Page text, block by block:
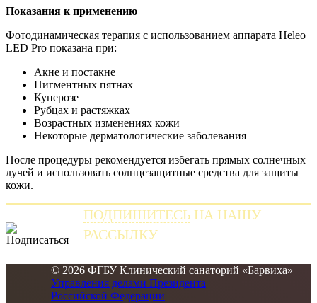
Показания к применению
Фотодинамическая терапия с использованием аппарата Heleo
LED Pro показана при:
Акне и постакне
Пигментных пятнах
Куперозе
Рубцах и растяжках
Возрастных изменениях кожи
Некоторые дерматологические заболевания
После процедуры рекомендуется избегать прямых солнечных
лучей и использовать солнцезащитные средства для защиты
кожи.
ПОДПИШИТЕСЬ НА НАШУ
РАССЫЛКУ
© 2026 ФГБУ Клинический санаторий «Барвиха»
Управления делами Президента
Российской Федерации